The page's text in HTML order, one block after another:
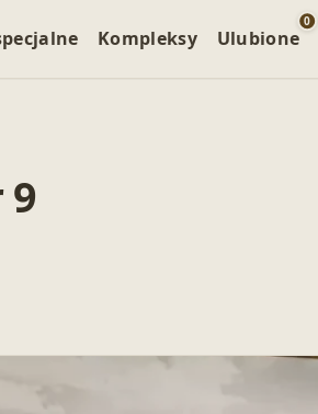
Kompleksy
0
Ulubione
9